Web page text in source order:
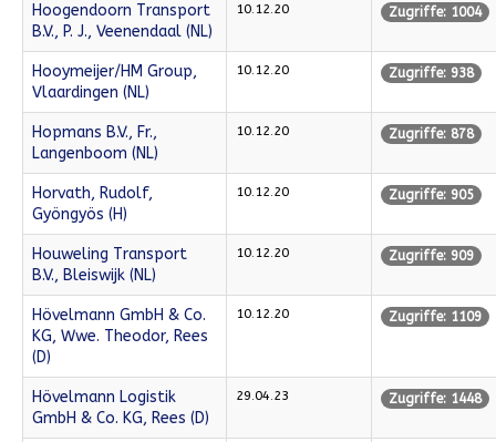
Hoogendoorn Transport
B.V., P. J., Veenendaal (NL)
10.12.20 Zugriffe: 1004
Hooymeijer/HM Group,
Vlaardingen (NL)
10.12.20 Zugriffe: 938
Hopmans B.V., Fr.,
Langenboom (NL)
10.12.20 Zugriffe: 878
Horvath, Rudolf,
Gyöngyös (H)
10.12.20 Zugriffe: 905
Houweling Transport
B.V., Bleiswijk (NL)
10.12.20 Zugriffe: 909
Hövelmann GmbH & Co.
KG, Wwe. Theodor, Rees
(D)
10.12.20 Zugriffe: 1109
Hövelmann Logistik
GmbH & Co. KG, Rees (D)
29.04.23 Zugriffe: 1448